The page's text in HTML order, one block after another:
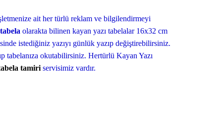
ait her türlü reklam ve bilgilendirmeyi
olarakta bilinen kayan yazı tabelalar 16x32 cm
istediğiniz yazıyı günlük yazıp değiştirebilirsiniz.
tabelanıza okutabilirsiniz. Hertürlü Kayan Yazı
tamiri servisimiz vardır.